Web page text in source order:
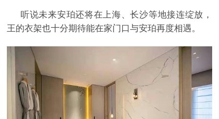
听说未来安珀还将在上海、长沙等地接连绽放，
王的衣架也十分期待能在家门口与安珀再度相遇。